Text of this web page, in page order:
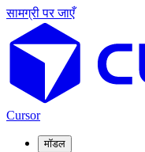
सामग्री पर जाएँ
Cursor
मॉडल